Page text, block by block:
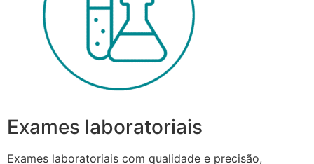
Exames laboratoriais
Exames laboratoriais com qualidade e precisão,